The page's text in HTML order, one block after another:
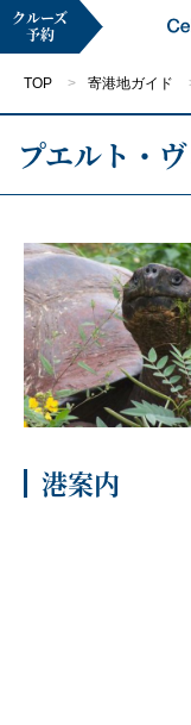
クルーズ検索
キャンペーン
クルーズの楽し
船内へようこそ
クルーズ
予約
TOP 寄港地ガイド
プエルト・
港案内